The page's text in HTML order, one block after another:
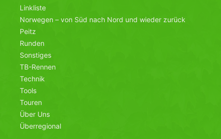
Linkliste
Norwegen – von Süd nach Nord und wieder zurück
Peitz
Runden
Sonstiges
TB-Rennen
Technik
Tools
Touren
Über Uns
Überregional